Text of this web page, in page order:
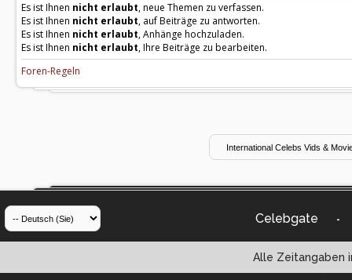
Es ist Ihnen nicht erlaubt, neue Themen zu verfassen.
Es ist Ihnen nicht erlaubt, auf Beiträge zu antworten.
Es ist Ihnen nicht erlaubt, Anhänge hochzuladen.
Es ist Ihnen nicht erlaubt, Ihre Beiträge zu bearbeiten.
Foren-Regeln
Celebgate -
Alle Zeitangaben